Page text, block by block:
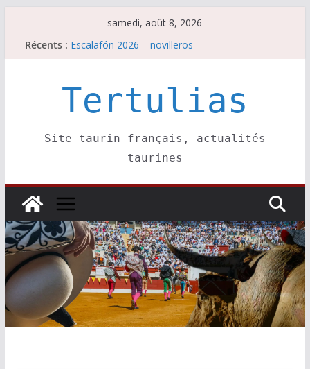
samedi, août 8, 2026
Récents : Escalafón 2026 – matadors de toros-
Maurrin, rendez vous est pris pour l’an prochain.
Les brèves du vendredi 7 août
Tertulias
Site taurin français, actualités
taurines